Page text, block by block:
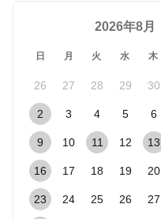
2026年8月
日 月 火 水 木
26 27 28 29 30
2 3 4 5 6
9 10 11 12 13
16 17 18 19 20
23 24 25 26 27